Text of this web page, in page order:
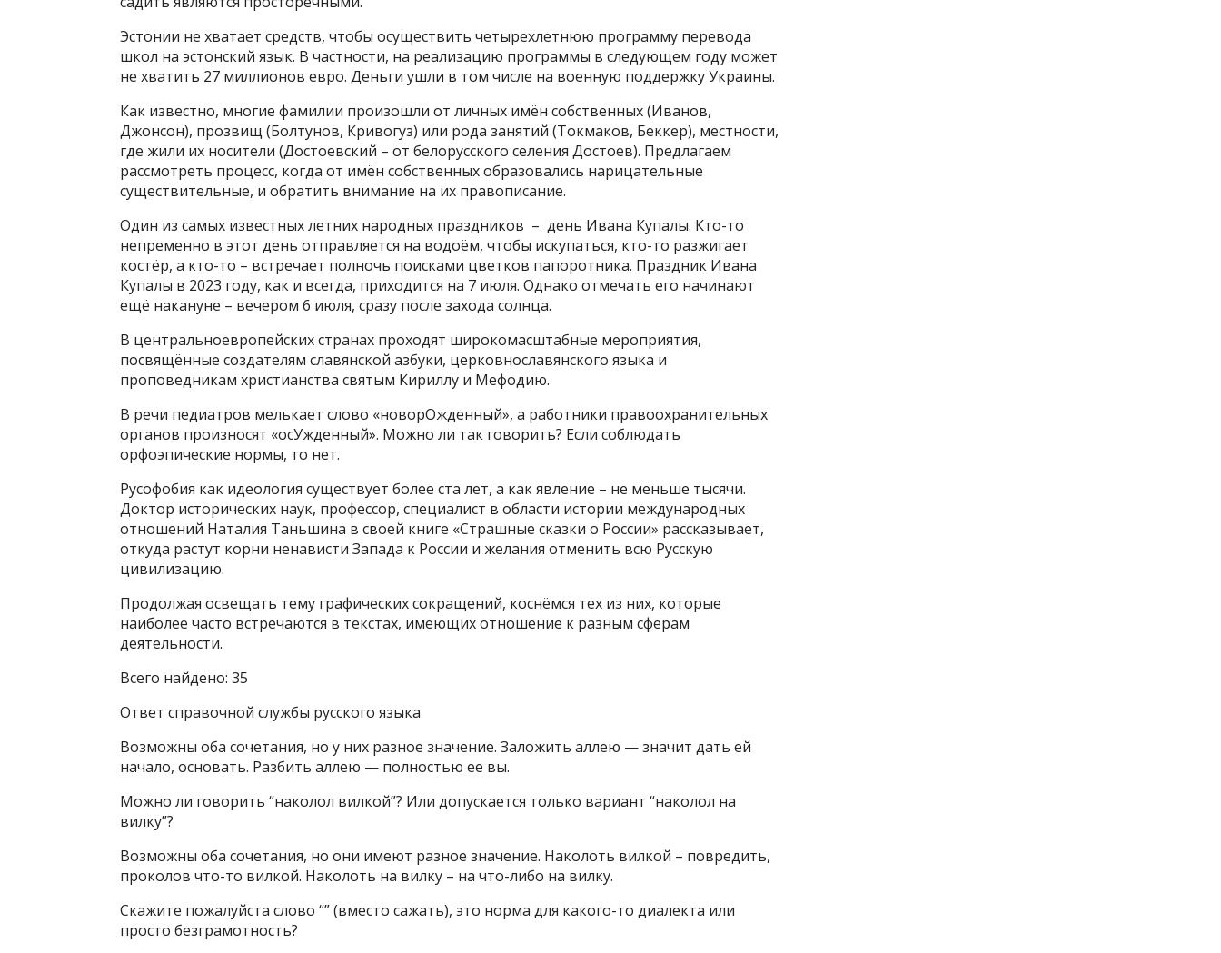
Эстонии не хватает средств, чтобы осуществить четырехлетнюю программу перевода
школ на эстонский язык. В частности, на реализацию программы в следующем году может
не хватить 27 миллионов евро. Деньги ушли в том числе на военную поддержку Украины.
Как известно, многие фамилии произошли от личных имён собственных (Иванов,
Джонсон), прозвищ (Болтунов, Кривогуз) или рода занятий (Токмаков, Беккер), местности,
где жили их носители (Достоевский – от белорусского селения Достоев). Предлагаем
рассмотреть процесс, когда от имён собственных образовались нарицательные
существительные, и обратить внимание на их правописание.
Один из самых известных летних народных праздников – день Ивана Купалы. Кто-то
непременно в этот день отправляется на водоём, чтобы искупаться, кто-то разжигает
костёр, а кто-то – встречает полночь поисками цветков папоротника. Праздник Ивана
Купалы в 2023 году, как и всегда, приходится на 7 июля. Однако отмечать его начинают
ещё накануне – вечером 6 июля, сразу после захода солнца.
В центральноевропейских странах проходят широкомасштабные мероприятия,
посвящённые создателям славянской азбуки, церковнославянского языка и
проповедникам христианства святым Кириллу и Мефодию.
В речи педиатров мелькает слово «новорОжденный», а работники правоохранительных
органов произносят «осУжденный». Можно ли так говорить? Если соблюдать
орфоэпические нормы, то нет.
Русофобия как идеология существует более ста лет, а как явление – не меньше тысячи.
Доктор исторических наук, профессор, специалист в области истории международных
отношений Наталия Таньшина в своей книге «Страшные сказки о России» рассказывает,
откуда растут корни ненависти Запада к России и желания отменить всю Русскую
цивилизацию.
Продолжая освещать тему графических сокращений, коснёмся тех из них, которые
наиболее часто встречаются в текстах, имеющих отношение к разным сферам
деятельности.
Всего найдено: 35
Ответ справочной службы русского языка
Возможны оба сочетания, но у них разное значение. Заложить аллею — значит дать ей
начало, основать. Разбить аллею — полностью ее вы.
Можно ли говорить “наколол вилкой”? Или допускается только вариант “наколол на
вилку”?
Возможны оба сочетания, но они имеют разное значение. Наколоть вилкой – повредить,
проколов что-то вилкой. Наколоть на вилку – на что-либо на вилку.
Скажите пожалуйста слово “” (вместо сажать), это норма для какого-то диалекта или
просто безграмотность?